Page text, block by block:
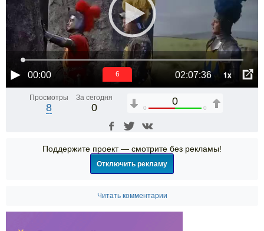
00:00 02:07:36 1x
6
Просмотры
8
За сегодня
0
0
0 0
Поддержите проект — смотрите без рекламы!
Отключить рекламу
Читать комментарии